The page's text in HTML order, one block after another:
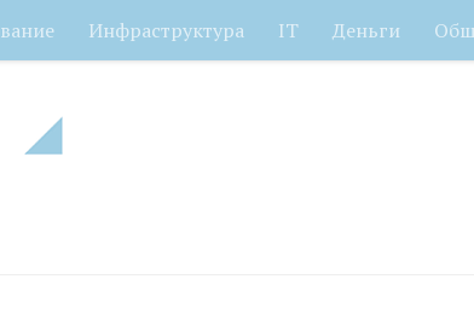
Инфраструктура IT Деньги